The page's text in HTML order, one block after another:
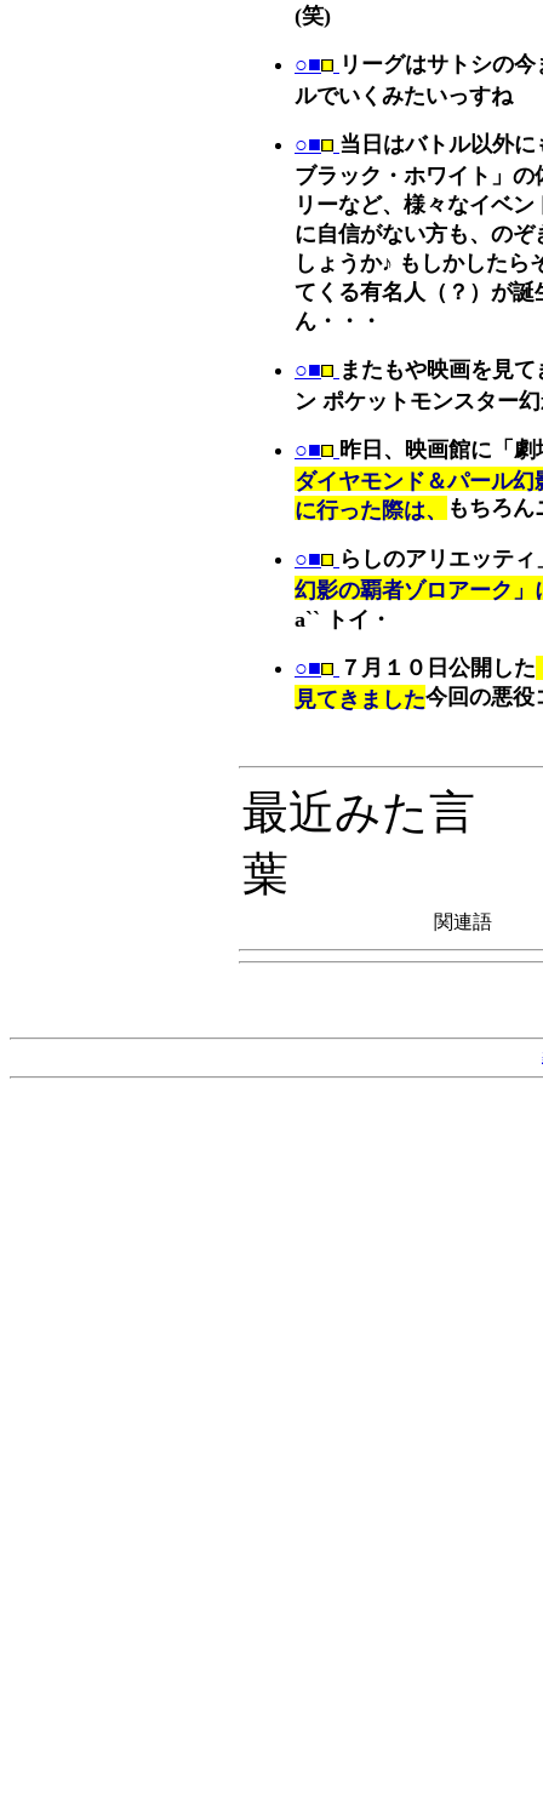
(笑)
○■ リーグはサトシの
ルでいくみたいっすね
○■ 当日はバトル以外
ブラック・ホワイト」
リーなど、様々なイベ
に自信がない方も、の
しょうか♪ もしかしたら
てくる有名人（？）が誕
ん・・・
○■ またもや映画を見
ン ポケットモンスター
○■ 昨日、映画館に「劇
ダイヤモンド＆パール
に行った際は、
もちろん
○■ らしのアリエッティ
幻影の覇者ゾロアーク
a`` トイ・
○■ ７月１０日公開した
見てきました今回の悪役
最近みた言
葉
関連語